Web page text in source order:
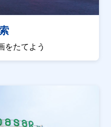
をたてよう